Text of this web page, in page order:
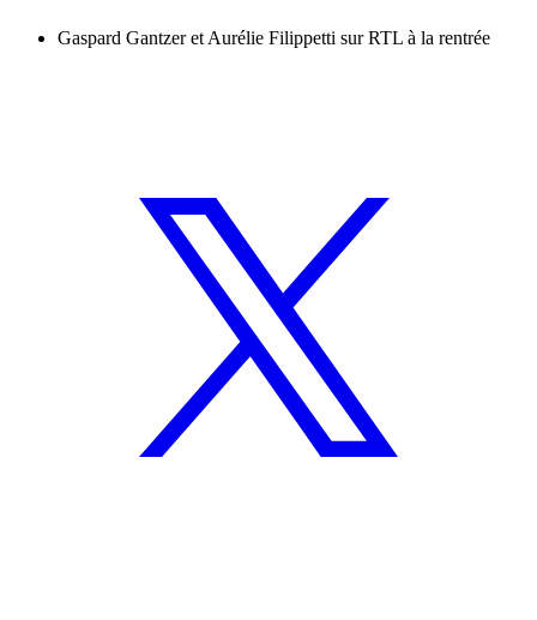
Gaspard Gantzer et Aurélie Filippetti sur RTL à la rentrée